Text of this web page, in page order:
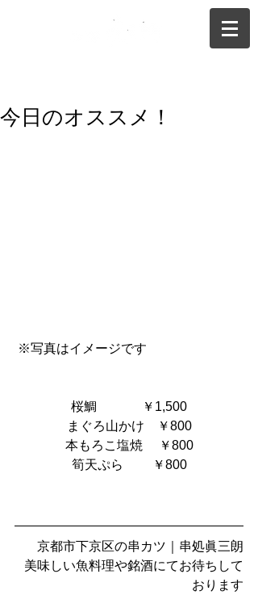
今日のオススメ！
※写真はイメージです
桜鯛　          ￥1,500
まぐろ山かけ    ￥800
本もろこ塩焼 　￥800
筍天ぷら         ￥800
京都市下京区の串カツ｜串処眞三朗
美味しい魚料理や銘酒にてお待ちして
おります